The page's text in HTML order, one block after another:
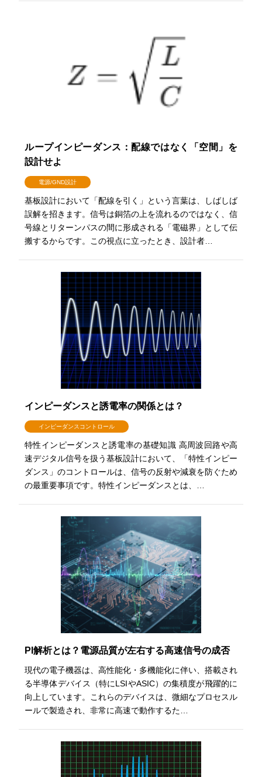
ループインピーダンス：配線ではなく「空間」を
設計せよ
電源/GND設計
基板設計において「配線を引く」という言葉は、しばしば
誤解を招きます。信号は銅箔の上を流れるのではなく、信
号線とリターンパスの間に形成される「電磁界」として伝
搬するからです。この視点に立ったとき、設計者…
インピーダンスと誘電率の関係とは？
インピーダンスコントロール
特性インピーダンスと誘電率の基礎知識 高周波回路や高
速デジタル信号を扱う基板設計において、「特性インピー
ダンス」のコントロールは、信号の反射や減衰を防ぐため
の最重要事項です。特性インピーダンスとは、…
PI解析とは？電源品質が左右する高速信号の成否
現代の電子機器は、高性能化・多機能化に伴い、搭載され
る半導体デバイス（特にLSIやASIC）の集積度が飛躍的に
向上しています。これらのデバイスは、微細なプロセスル
ールで製造され、非常に高速で動作するた…